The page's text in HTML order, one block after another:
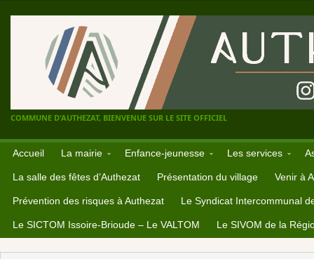
COMMUNE D'AUTHEZAT, BIENVENUE SUR LE SITE OFFICIEL
Accueil La mairie Enfance-jeunesse Les services
La salle des fêtes d’Authezat Présentation du village Venir à
Prévention des risques à Authezat Le Syndicat Intercommunal
Le SICTOM Issoire-Brioude – Le VALTOM Le SIVOM de la